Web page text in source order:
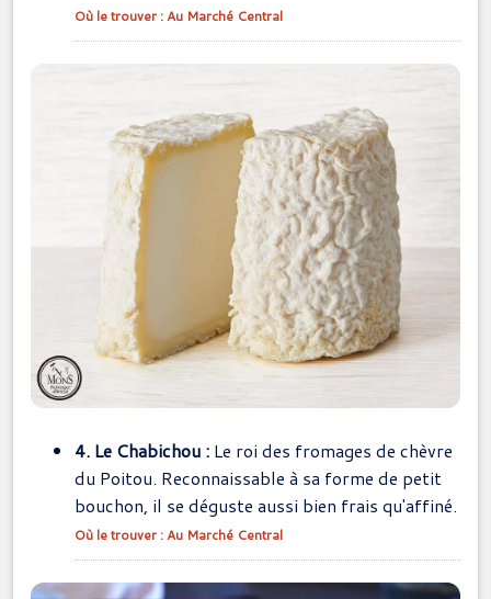
Où le trouver : Au Marché Central
4. Le Chabichou : Le roi des fromages de chèvre
du Poitou. Reconnaissable à sa forme de petit
bouchon, il se déguste aussi bien frais qu'affiné.
Où le trouver : Au Marché Central